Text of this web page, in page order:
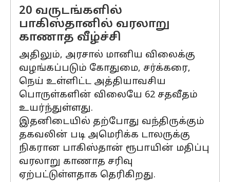
20 வருடங்களில்
பாகிஸ்தானில் வரலாறு
காணாத வீழ்ச்சி
அதிலும், அரசால் மானிய விலைக்கு
வழங்கப்படும் கோதுமை, சர்க்கரை,
நெய் உள்ளிட்ட அத்தியாவசிய
பொருள்களின் விலையே 62 சதவீதம்
உயர்ந்துள்ளது.
இதனிடையில் தற்போது வந்திருக்கும்
தகவலின் படி அமெரிக்க டாலருக்கு
நிகரான பாகிஸ்தான் ரூபாயின் மதிப்பு
வரலாறு காணாத சரிவு
ஏற்பட்டுள்ளதாக தெரிகிறது.